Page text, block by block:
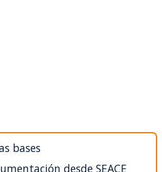
bases
desde SEACE